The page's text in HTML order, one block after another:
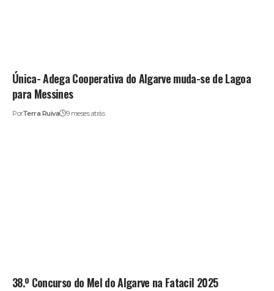
Única- Adega Cooperativa do Algarve muda-se de Lagoa
para Messines
PorTerra Ruiva 9 meses atrás
38.º Concurso do Mel do Algarve na Fatacil 2025